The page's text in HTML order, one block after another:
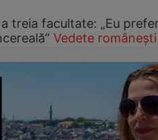
treia facultate: „Eu
Vedete românești